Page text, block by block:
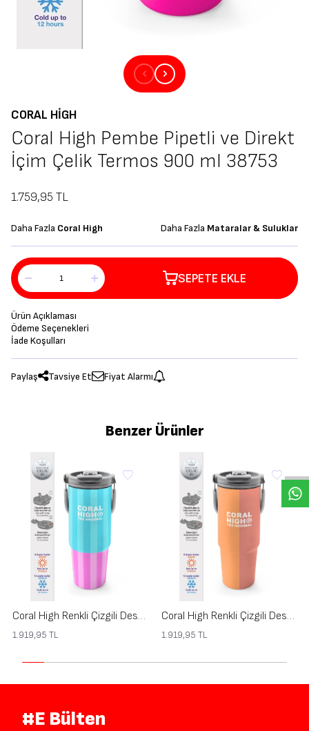
CORAL HIGH
Coral High Pembe Pipetli ve Direkt
İçim Çelik Termos 900 ml 38753
1.759,95 TL
Daha Fazla Coral High Daha Fazla Mataralar & Suluklar
SEPETE EKLE
Ürün Açıklaması
Ödeme Seçenekleri
İade Koşulları
Paylaş Tavsiye Et Fiyat Alarmı
Benzer Ürünler
Coral High Renkli Çizgili Desenli Pipetli ve Direkt İçim Çelik Termos 900 ml 38747
1.919,95 TL
Coral High Renkli Çizgili Desenli Pipetli ve Direkt İçim Çelik Termos 900 ml 38746
1.919,95 TL
#E Bülten